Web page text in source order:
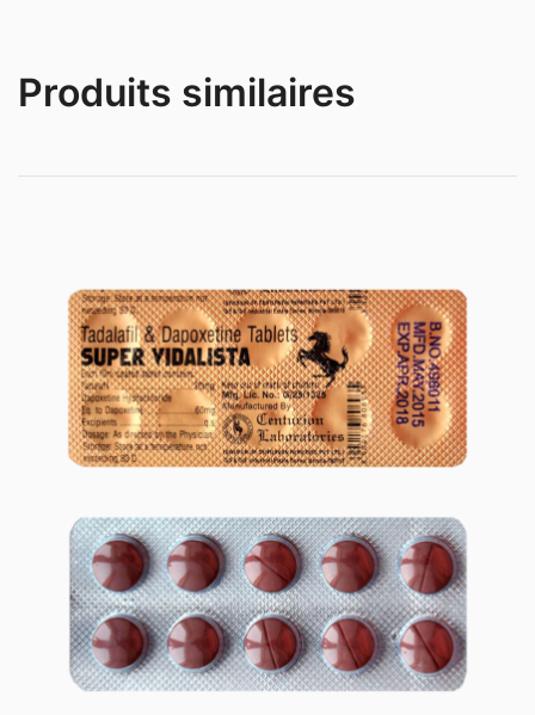
Produits similaires